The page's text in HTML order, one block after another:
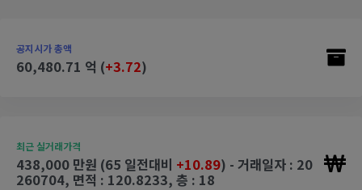
공지시가 총액
60,480.71 억 (+3.72)
최근 실거래가격
438,000 만원 (65 일전대비 +10.89) - 거래일자 : 20
260704, 면적 : 120.8233, 층 : 18